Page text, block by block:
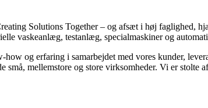
Solutions Together – og afsæt i høj faglighed,
vaskeanlæg, testanlæg, specialmaskiner og
og erfaring i samarbejdet med vores kunder,
små, mellemstore og store virksomheder. Vi er